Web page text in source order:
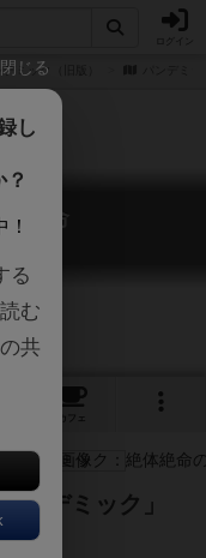
デミック（旧版）
絶命
カフェ
ンデミック」
閉じる
し
る
む
共